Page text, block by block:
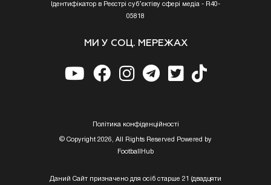
Ідентифікатор в Реєстрі суб’єктіву сфері медіа - R40-
05818
МИ У СОЦ. МЕРЕЖАХ
Полiтика конфiденцiйностi
© Copyright 2026, All Rights Reserved Powered by
FootballHub
Даний Сайт призначено для осіб старше 21 (двадцяти